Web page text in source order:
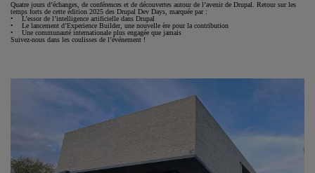
Quatre jours d’échanges, de conférences et de découvertes autour de l’avenir de Drupal. Retour sur les
temps forts de cette édition 2025 des Drupal Dev Days, marquée par :
• L’essor de l’intelligence artificielle dans Drupal
• Le lancement d’Experience Builder, une nouvelle ère pour la contribution
• Une communauté internationale plus engagée que jamais
Suivez-nous dans les coulisses de l’événement !